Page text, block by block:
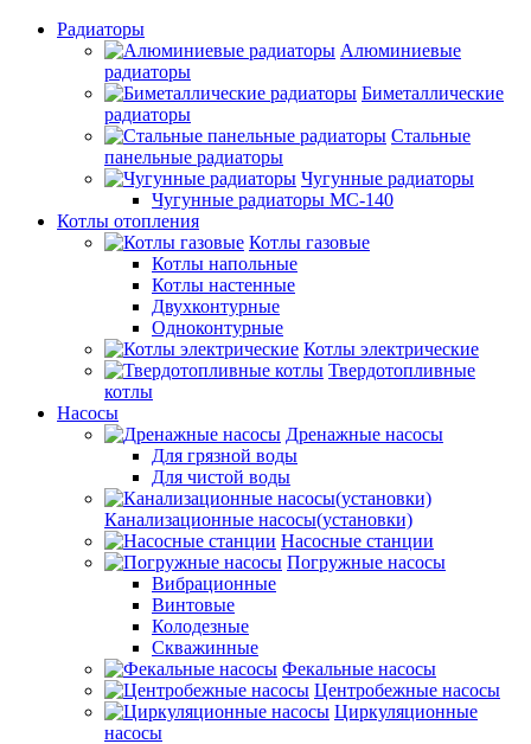
Радиаторы
Алюминиевые
радиаторы
Биметаллические
радиаторы
Стальные
панельные радиаторы
Чугунные радиаторы
Чугунные радиаторы МС-140
Котлы отопления
Котлы газовые
Котлы напольные
Котлы настенные
Двухконтурные
Одноконтурные
Котлы электрические
Твердотопливные
котлы
Насосы
Дренажные насосы
Для грязной воды
Для чистой воды
Канализационные насосы(установки)
Насосные станции
Погружные насосы
Вибрационные
Винтовые
Колодезные
Скважинные
Фекальные насосы
Центробежные насосы
Циркуляционные
насосы